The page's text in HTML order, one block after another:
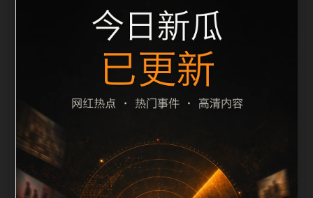
alt、title 之间识别一致主题。后续每日采集时，建议继
续执行远程图片本地化、坏图默认图兜底、标题去重和
description 长度过滤。如果同一主题下有多个相近页
面，应通过不同角度补充事件背景、访问场景、相关问
题或专题入口，降低站群页面之间的重复感。页面底部
保留同类推荐、上一篇下一篇和 sitemap 入口，保证重
要页面点击深度尽量控制在三次以内。正文维护时可按
用户搜索路径补充三类信息：入口是否稳定、同栏目还
有哪些可继续阅读、移动端打开时图片和摘要是否一